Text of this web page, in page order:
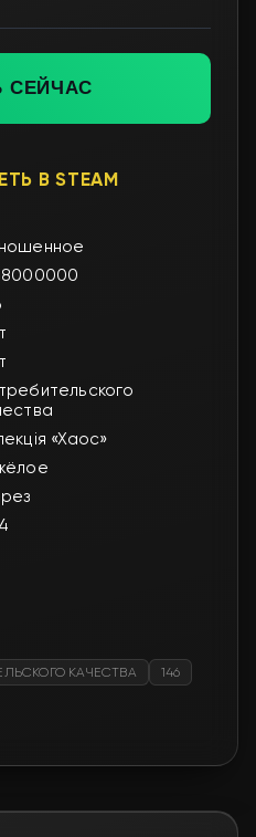
СЕЙЧАС
В STEAM
«Хаос»
КАЧЕСТВА
146